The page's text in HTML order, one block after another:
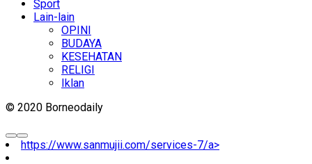
Sport
Lain-lain
OPINI
BUDAYA
KESEHATAN
RELIGI
Iklan
© 2020 Borneodaily
https://www.sanmujii.com/services-7/a>